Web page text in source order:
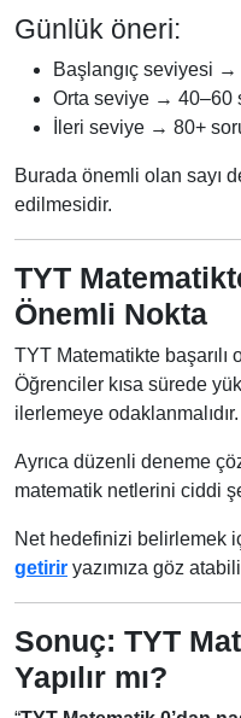
Günlük öneri:
Başlangıç seviyesi →
Orta seviye → 40–60
İleri seviye → 80+
Burada önemli olan sayı
edilmesidir.
TYT
Önemli Nokta
TYT Matematikte başarılı
Öğrenciler kısa sürede
ilerlemeye odaklanmalıdır.
Ayrıca düzenli deneme
matematik netlerini ciddi
Net hedefinizi belirlemek
getirir yazımıza göz
Sonuç: TYT
Yapılır mı?